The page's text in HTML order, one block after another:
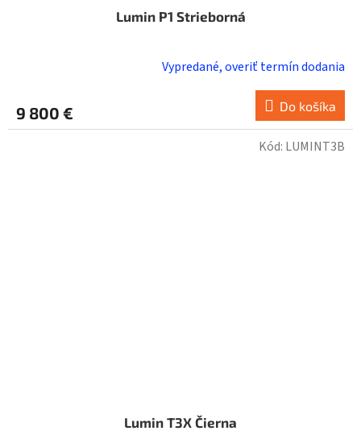
Lumin P1 Strieborná
Vypredané, overiť termín dodania
9 800 € Do košíka
Lumin T3X Čierna
Kód: LUMINT3B